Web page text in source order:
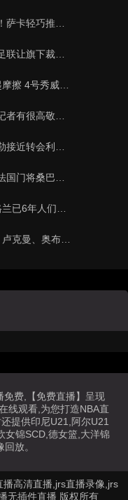
格兰4-0领先法国
界杯一样，用VAR
大声嘲讽卡卢马:W
绝不是
斯有意米兰后卫F
，提前结束了训练
，但和英格兰的比
加马竞训练，卡尔多
免费,【免费直播】呈现
线观看,为您打造NBA直
提供印尼U21,阿尔U21
女锦SCD,德女篮,大洋锦
放。
高清直播,jrs直播录像,jrs
无插件直播 版权所有